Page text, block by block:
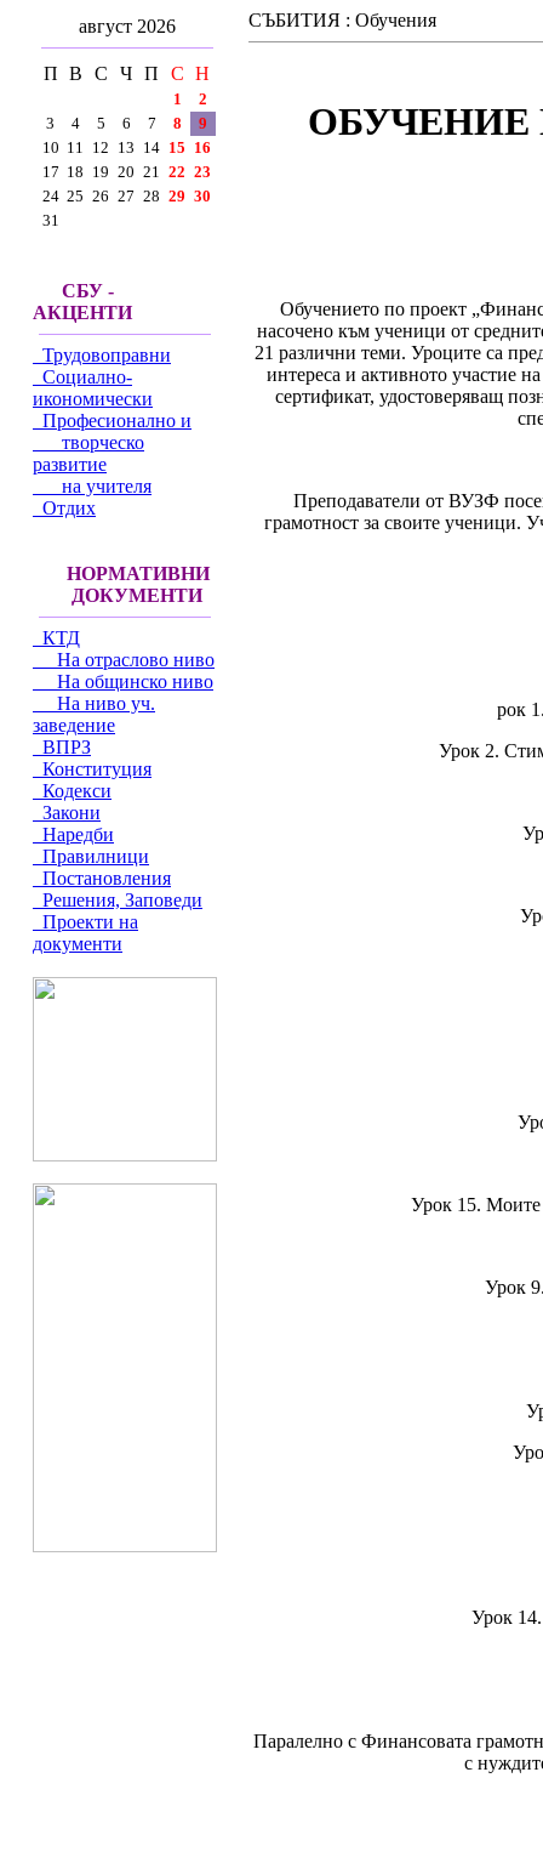
август 2026
П В С Ч П С Н
1
2
3
4 5 6 7 8
9
10 11 12 13 14 15 16
17 18 19 20 21 22 23
24 25 26 27 28 29 30
31
СБУ -
АКЦЕНТИ
Трудовоправни
Социално-
икономически
Професионално и
творческо
развитие
на учителя
Отдих
НОРМАТИВНИ
ДОКУМЕНТИ
КТД
На отраслово ниво
На общинско ниво
На ниво уч.
заведение
ВПРЗ
Конституция
Кодекси
Закони
Наредби
Правилници
Постановления
Решения, Заповеди
Проекти на
документи
СЪБИТИЯ : Обучения
ОБУЧЕНИЕ
Обучението по проект
насочено към ученици от
21 различни теми. Уроците са
интереса и активното участие
сертификат, удостоверяващ
Преподаватели от ВУЗФ
грамотност за своите ученици.
рок
Урок 2.
Урок 15. Моите
Урок
Урок
Паралелно с Финансовата
с